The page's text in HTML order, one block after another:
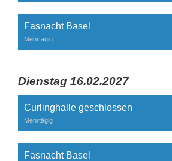
Fasnacht Basel
Mehrtägig
Dienstag 16.02.2027
Curlinghalle geschlossen
Mehrtägig
Fasnacht Basel